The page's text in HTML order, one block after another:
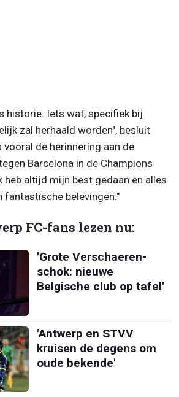
historie. Iets wat, specifiek bij
zal herhaald worden", besluit
de herinnering aan de
Barcelona in de Champions
heb altijd mijn best gedaan en alles
fantastische belevingen."
FC-fans lezen nu:
'Grote Verschaeren-
schok: nieuwe
Belgische club op tafel'
'Antwerp en STVV
kruisen de degens om
oude bekende'